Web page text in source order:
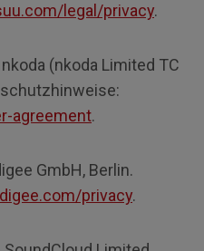
legal/privacy.
(nkoda Limited TC
agreement.
GmbH, Berlin.
privacy.